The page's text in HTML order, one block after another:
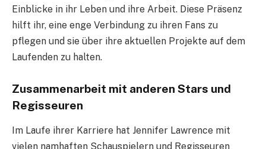
Einblicke in ihr Leben und ihre Arbeit. Diese Präsenz
hilft ihr, eine enge Verbindung zu ihren Fans zu
pflegen und sie über ihre aktuellen Projekte auf dem
Laufenden zu halten.
Zusammenarbeit mit anderen Stars und
Regisseuren
Im Laufe ihrer Karriere hat Jennifer Lawrence mit
vielen namhaften Schauspielern und Regisseuren